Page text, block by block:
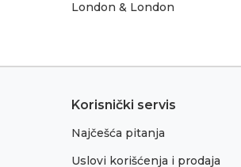
London & London
Korisnički servis
Najčešća pitanja
Uslovi korišćenja i prodaja